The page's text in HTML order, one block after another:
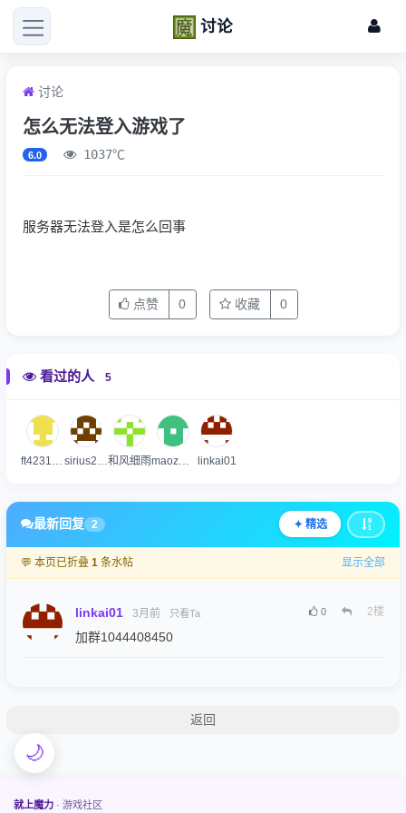
讨论
讨论
怎么无法登入游戏了
6.0 1037℃
服务器无法登入是怎么回事
点赞 0 收藏 0
看过的人 5
和风细雨 linkai01
最新回复 2 ✦ 精选
💬 本页已折叠 1 条水帖 显示全部
linkai01 3月前 只看Ta 0 2楼
加群1044408450
返回
就上魔力 · 游戏社区
🌙